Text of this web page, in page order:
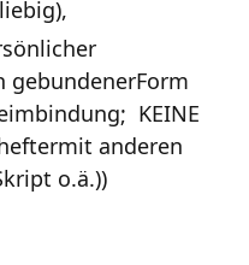
gebundenerForm
KEINE
anderen
o.ä.))